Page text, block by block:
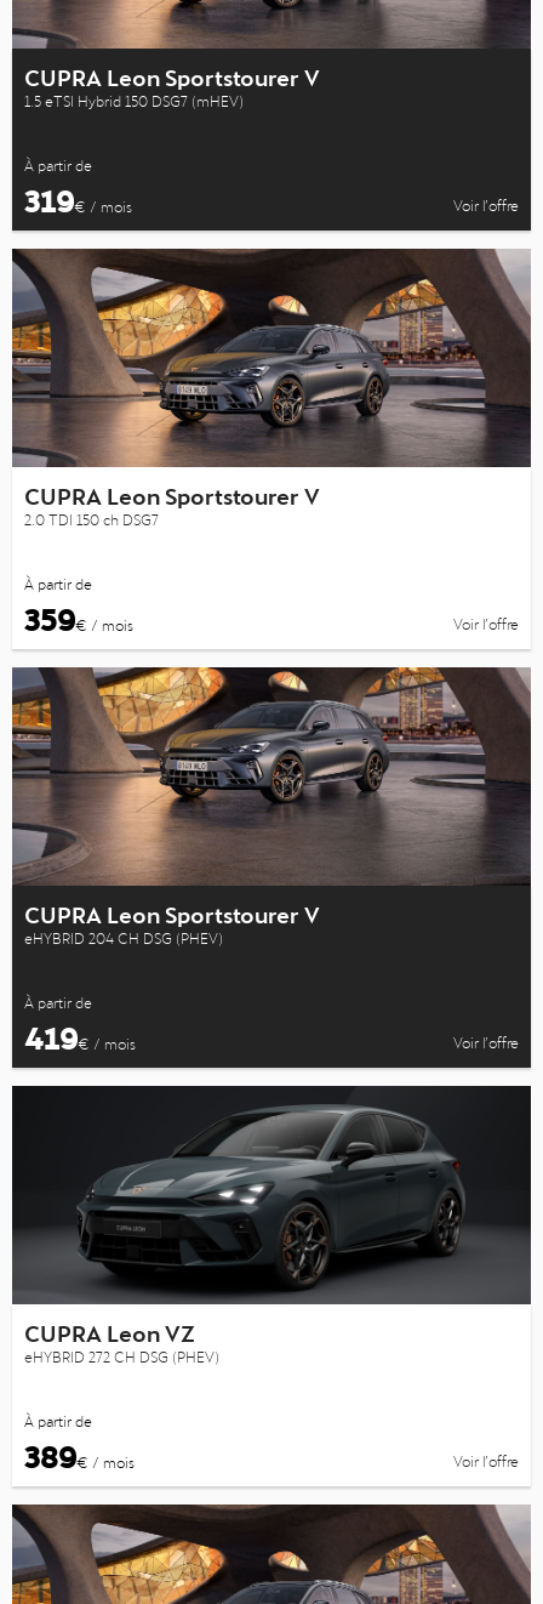
CUPRA Leon Sportstourer V
1.5 eTSI Hybrid 150 DSG7 (mHEV)
À partir de
319€ / mois Voir l’offre
CUPRA Leon Sportstourer V
2.0 TDI 150 ch DSG7
À partir de
359€ / mois Voir l’offre
CUPRA Leon Sportstourer V
eHYBRID 204 CH DSG (PHEV)
À partir de
419€ / mois Voir l’offre
CUPRA Leon VZ
eHYBRID 272 CH DSG (PHEV)
À partir de
389€ / mois Voir l’offre